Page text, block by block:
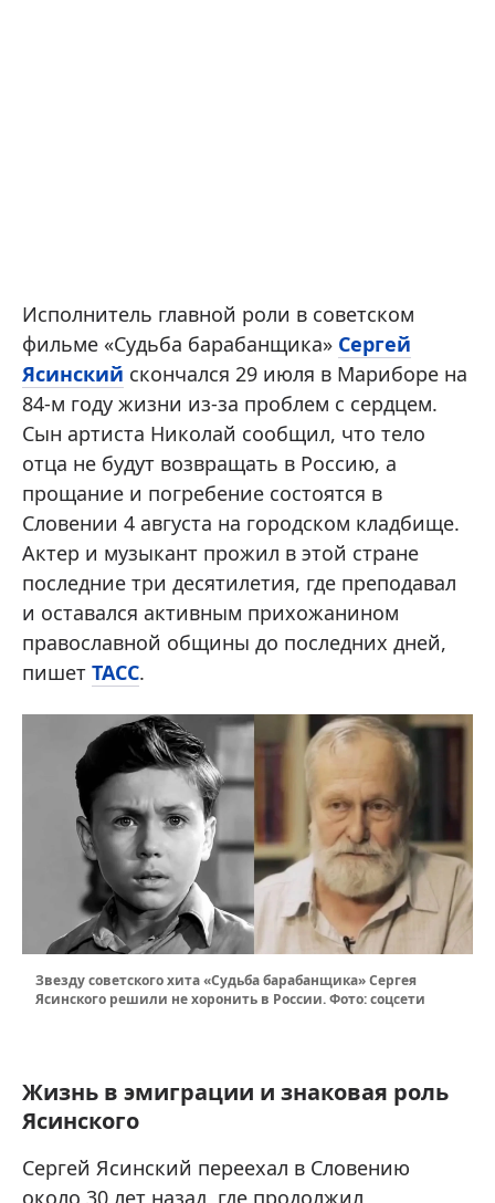
Исполнитель главной роли в советском
фильме «Судьба барабанщика» Сергей
Ясинский скончался 29 июля в Мариборе на
84-м году жизни из-за проблем с сердцем.
Сын артиста Николай сообщил, что тело
отца не будут возвращать в Россию, а
прощание и погребение состоятся в
Словении 4 августа на городском кладбище.
Актер и музыкант прожил в этой стране
последние три десятилетия, где преподавал
и оставался активным прихожанином
православной общины до последних дней,
пишет ТАСС.
Звезду советского хита «Судьба барабанщика» Сергея
Ясинского решили не хоронить в России. Фото: соцсети
Жизнь в эмиграции и знаковая роль
Ясинского
Сергей Ясинский переехал в Словению
около 30 лет назад, где продолжил